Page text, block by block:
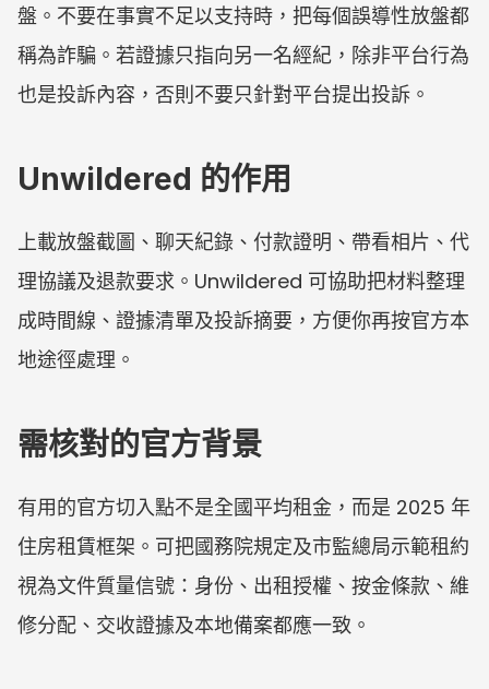
盤。不要在事實不足以支持時，把每個誤導性放盤都
稱為詐騙。若證據只指向另一名經紀，除非平台行為
也是投訴內容，否則不要只針對平台提出投訴。
Unwildered 的作用
上載放盤截圖、聊天紀錄、付款證明、帶看相片、代
理協議及退款要求。Unwildered 可協助把材料整理
成時間線、證據清單及投訴摘要，方便你再按官方本
地途徑處理。
需核對的官方背景
有用的官方切入點不是全國平均租金，而是 2025 年
住房租賃框架。可把國務院規定及市監總局示範租約
視為文件質量信號：身份、出租授權、按金條款、維
修分配、交收證據及本地備案都應一致。